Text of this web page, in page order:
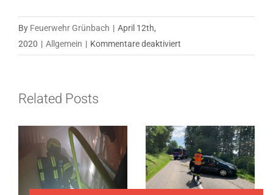
By Feuerwehr Grünbach | April 12th,
2020 | Allgemein | Kommentare deaktiviert
Related Posts